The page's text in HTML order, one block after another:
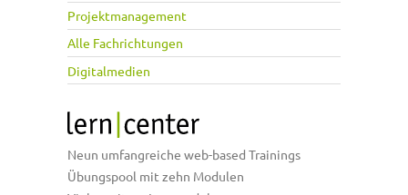
Projektmanagement
Alle Fachrichtungen
Digitalmedien
Neun umfangreiche web-based Trainings
Übungspool mit zehn Modulen